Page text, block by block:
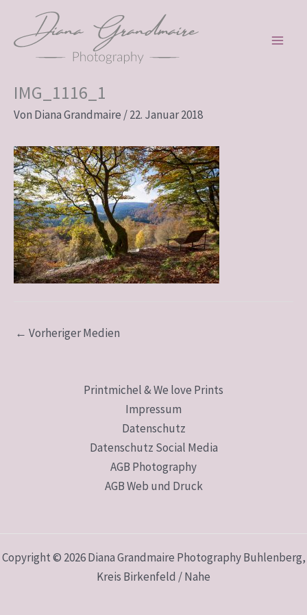
springen
IMG_1116_1
Von Diana Grandmaire /22. Januar 2018
← Vorheriger Medien
Printmichel & We love Prints
Impressum
Datenschutz
Datenschutz Social Media
AGB Photography
AGB Web und Druck
Copyright © 2026 Diana Grandmaire Photography Buhlenberg,
Kreis Birkenfeld / Nahe